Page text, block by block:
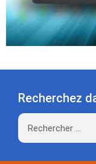
Recherchez
Rechercher